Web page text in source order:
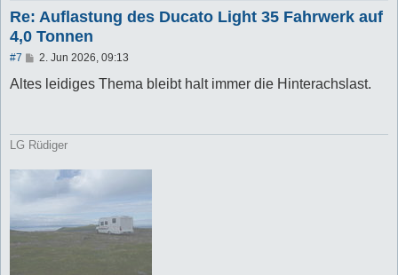
Re: Auflastung des Ducato Light 35 Fahrwerk auf
4,0 Tonnen
#7
B
i
2. Jun 2026, 09:13
Altes leidiges Thema bleibt halt immer die Hinterachslast.
LG Rüdiger